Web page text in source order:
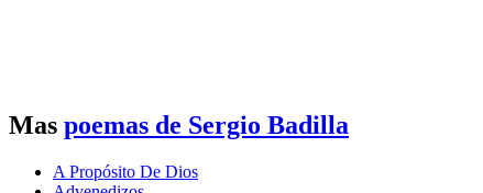
Mas poemas de Sergio Badilla
A Propósito De Dios